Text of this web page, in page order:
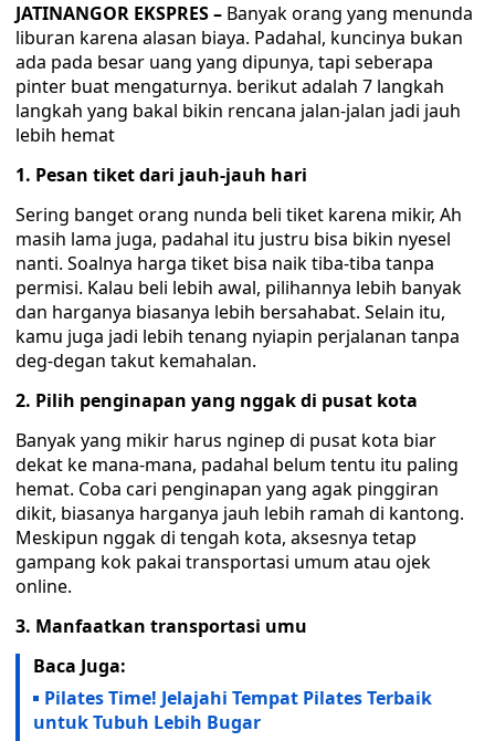
JATINANGOR EKSPRES – ‎Banyak orang yang menunda
liburan karena alasan biaya. Padahal, kuncinya bukan
ada pada besar uang yang dipunya, tapi seberapa
pinter buat mengaturnya. ‎‎berikut adalah 7 langkah
langkah yang bakal bikin rencana jalan-jalan jadi jauh
lebih hemat ‎‎
1. Pesan tiket dari jauh-jauh hari
‎Sering banget orang nunda beli tiket karena mikir, Ah
masih lama juga, padahal itu justru bisa bikin nyesel
nanti. Soalnya harga tiket bisa naik tiba-tiba tanpa
permisi. Kalau beli lebih awal, pilihannya lebih banyak
dan harganya biasanya lebih bersahabat. Selain itu,
kamu juga jadi lebih tenang nyiapin perjalanan tanpa
deg-degan takut kemahalan.
2. Pilih penginapan yang nggak di pusat kota
‎Banyak yang mikir harus nginep di pusat kota biar
dekat ke mana-mana, padahal belum tentu itu paling
hemat. Coba cari penginapan yang agak pinggiran
dikit, biasanya harganya jauh lebih ramah di kantong.
Meskipun nggak di tengah kota, aksesnya tetap
gampang kok pakai transportasi umum atau ojek
online.
‎3. Manfaatkan transportasi umu
Baca Juga:
Pilates Time! Jelajahi Tempat Pilates Terbaik
untuk Tubuh Lebih Bugar